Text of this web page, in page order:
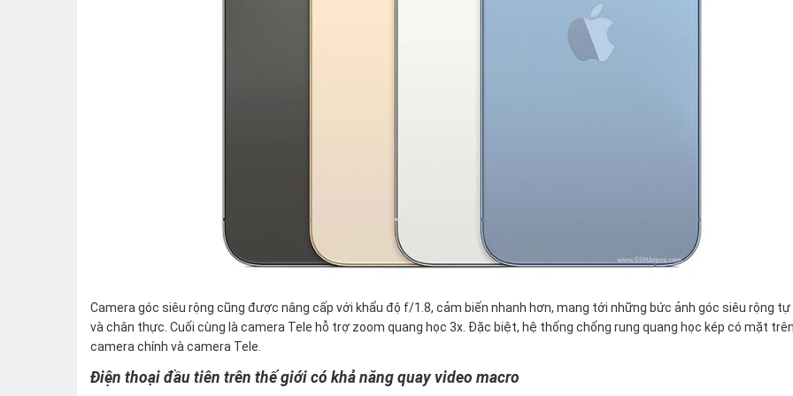
Camera góc siêu rộng cũng được nâng cấp với khẩu độ f/1.8, cảm biến nhanh hơn, mang tới những bức ảnh góc siêu rộng tự
và chân thực. Cuối cùng là camera Tele hỗ trợ zoom quang học 3x. Đặc biệt, hệ thống chống rung quang học kép có mặt
camera chính và camera Tele.
Điện thoại đầu tiên trên thế giới có khả năng quay video macro